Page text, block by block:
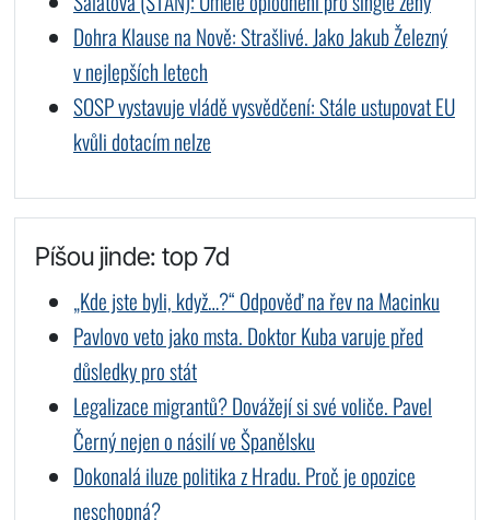
Dohra Klause na Nově: Strašlivé. Jako Jakub Železný
v nejlepších letech
SOSP vystavuje vládě vysvědčení: Stále ustupovat EU
kvůli dotacím nelze
Píšou jinde: top 7d
„Kde jste byli, když…?“ Odpověď na řev na Macinku
Pavlovo veto jako msta. Doktor Kuba varuje před
důsledky pro stát
Legalizace migrantů? Dovážejí si své voliče. Pavel
Černý nejen o násilí ve Španělsku
Dokonalá iluze politika z Hradu. Proč je opozice
neschopná?